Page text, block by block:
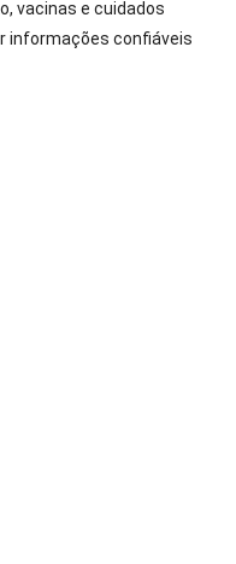
Do
Cão:
vacinas e cuidados
informações confiáveis